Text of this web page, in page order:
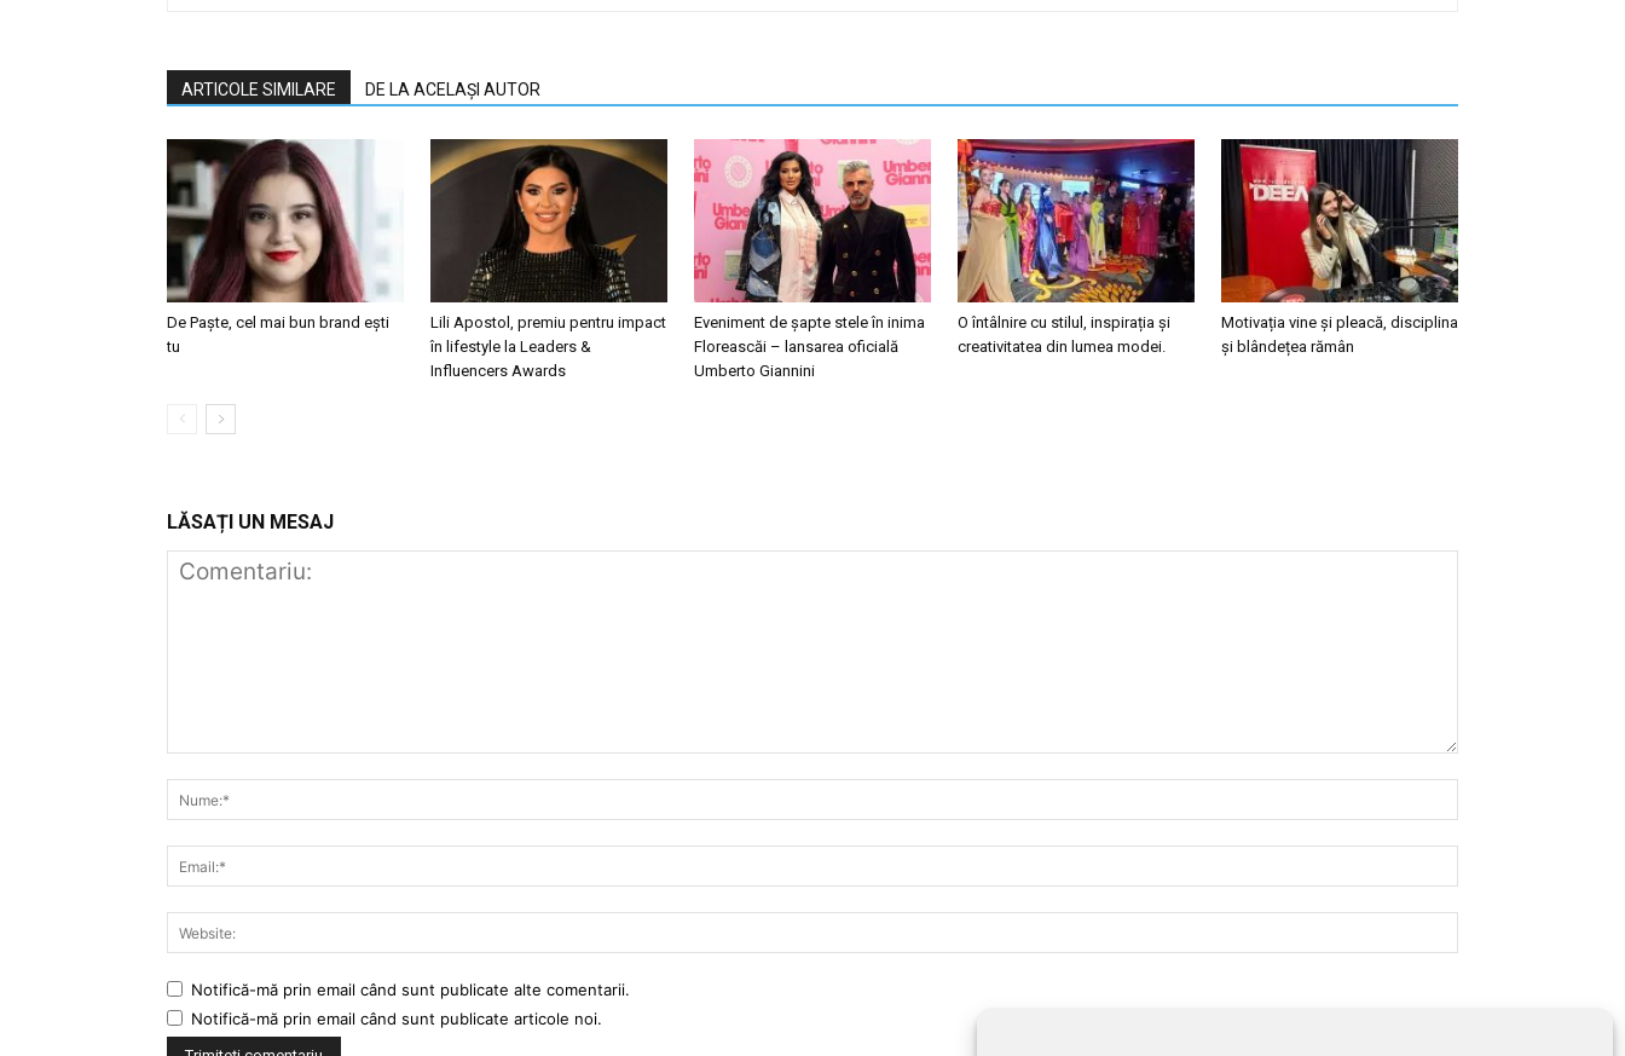
ARTICOLE SIMILARE DE LA ACELAȘI AUTOR
De Paște, cel mai bun brand ești
tu
Lili Apostol, premiu pentru impact
în lifestyle la Leaders &
Influencers Awards
Eveniment de șapte stele în inima
Floreascăi – lansarea oficială
Umberto Giannini
O întâlnire cu stilul, inspirația și
creativitatea din lumea modei.
Motivația vine și pleacă, disciplina
și blândețea rămân
LĂSAȚI UN MESAJ
Notifică-mă prin email când sunt publicate alte comentarii.
Notifică-mă prin email când sunt publicate articole noi.